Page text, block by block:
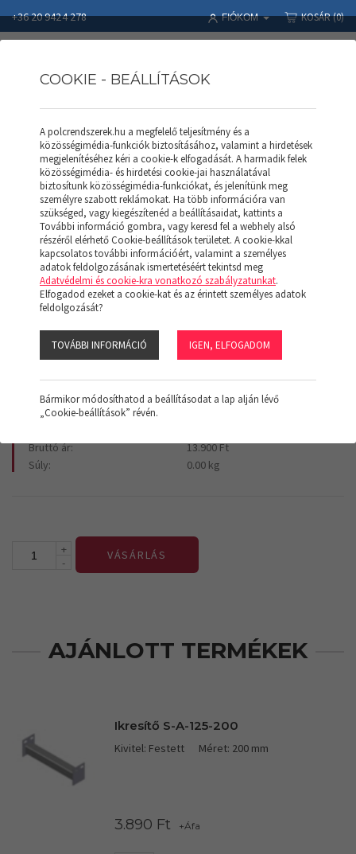
+36 20 9424 278 FIÓKOM KOSÁR(0)
Polcrendszerek Termékek RAKLAPOS ÁLLVÁNY Nat. Faforgács lap
NAT. FAFORGÁCS LAP
13.900 Ft
Bruttó ár:
13.900 Ft
Súly:
0.00 kg
+
-
VÁSÁRLÁS
AJÁNLOTT TERMÉKEK
Ikresítő S-A-125-200
Kivitel: Festett Méret: 200 mm
3.890 Ft +Áfa
COOKIE - BEÁLLÍTÁSOK
A polcrendszerek.hu a megfelelő teljesítmény és a
közösségimédia-funkciók biztosításához, valamint a hirdetések
megjelenítéséhez kéri a cookie-k elfogadását. A harmadik felek
közösségimédia- és hirdetési cookie-jai használatával
biztosítunk közösségimédia-funkciókat, és jelenítünk meg
személyre szabott reklámokat. Ha több információra van
szükséged, vagy kiegészítenéd a beállításaidat, kattints a
További információ gombra, vagy keresd fel a webhely alsó
részéről elérhető Cookie-beállítások területet. A cookie-kkal
kapcsolatos további információért, valamint a személyes
adatok feldolgozásának ismertetéséért tekintsd meg
Adatvédelmi és cookie-kra vonatkozó szabályzatunkat.
Elfogadod ezeket a cookie-kat és az érintett személyes adatok
feldolgozását?
TOVÁBBI INFORMÁCIÓ IGEN, ELFOGADOM
Bármikor módosíthatod a beállításodat a lap alján lévő
„Cookie-beállítások” révén.